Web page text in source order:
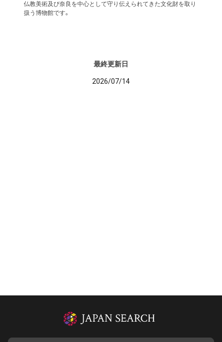
仏教美術及び奈良を中心として守り伝えられてきた文化財を取り
扱う博物館です。
最終更新日
2026/07/14